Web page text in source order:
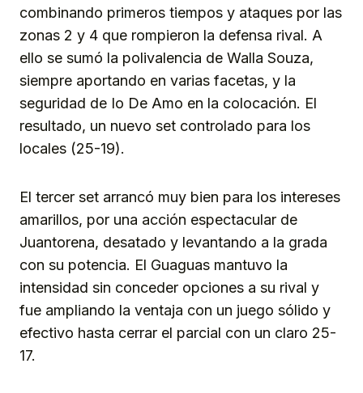
combinando primeros tiempos y ataques por las
zonas 2 y 4 que rompieron la defensa rival. A
ello se sumó la polivalencia de Walla Souza,
siempre aportando en varias facetas, y la
seguridad de Io De Amo en la colocación. El
resultado, un nuevo set controlado para los
locales (25-19).
El tercer set arrancó muy bien para los intereses
amarillos, por una acción espectacular de
Juantorena, desatado y levantando a la grada
con su potencia. El Guaguas mantuvo la
intensidad sin conceder opciones a su rival y
fue ampliando la ventaja con un juego sólido y
efectivo hasta cerrar el parcial con un claro 25-
17.